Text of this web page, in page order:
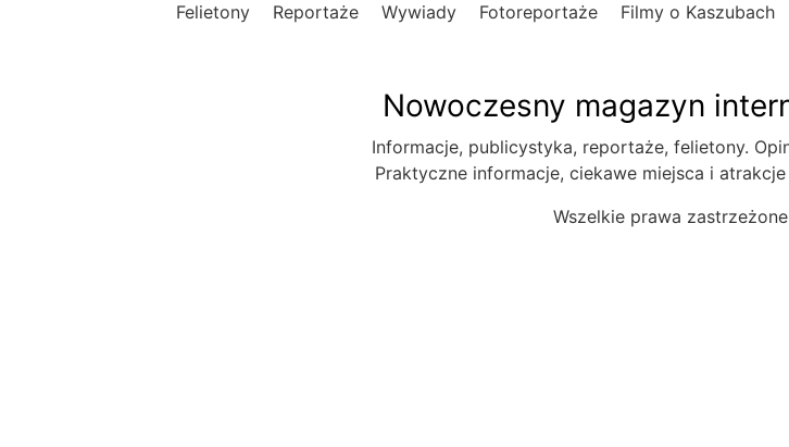
Felietony Reportaże Wywiady Fotoreportaże Filmy o Kaszubach
Nowoczesny magazyn
Informacje, publicystyka, reportaże, felietony.
Praktyczne informacje, ciekawe miejsca i
Wszelkie prawa